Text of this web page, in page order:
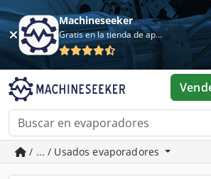
Machineseeker
Gratis en la tienda de aplicaciones
/ ... / Usados evaporadores